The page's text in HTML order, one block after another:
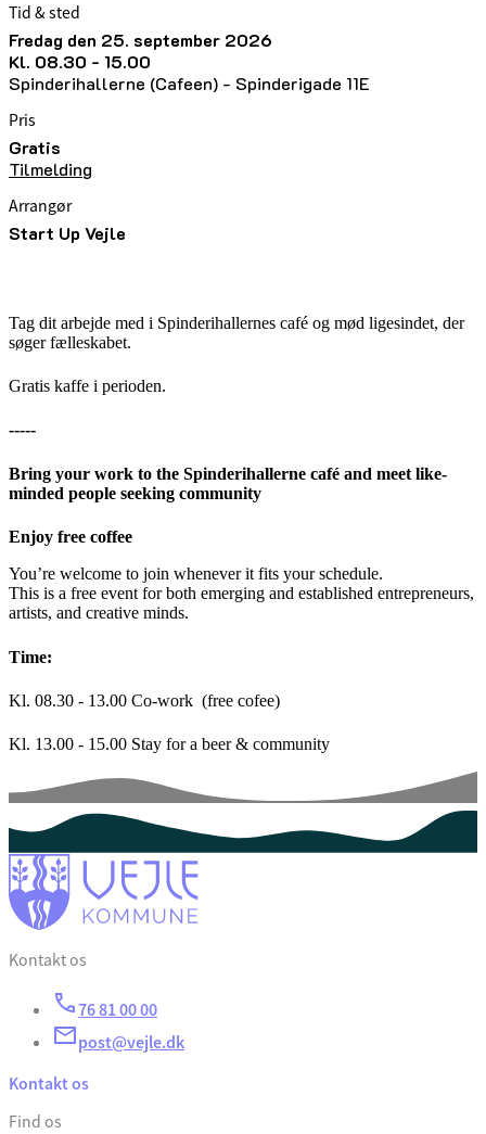
Tid & sted
fredag den 25. september 2026
kl. 08.30 - 15.00
Spinderihallerne (Cafeen) - Spinderigade 11E
Pris
Gratis
Tilmelding
Arrangør
Start Up Vejle
Tag dit arbejde med i Spinderihallernes café og mød ligesindet, der
søger fælleskabet.
Gratis kaffe i perioden.
-----
Bring your work to the Spinderihallerne café and meet like-
minded people seeking community
Enjoy free coffee
You’re welcome to join whenever it fits your schedule.
This is a free event for both emerging and established entrepreneurs,
artists, and creative minds.
Time:
Kl. 08.30 - 13.00 Co-work (free cofee)
Kl. 13.00 - 15.00 Stay for a beer & community
Kontakt os
76 81 00 00
post@vejle.dk
Kontakt os
Find os